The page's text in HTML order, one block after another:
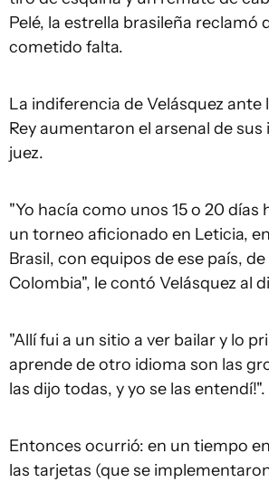
Pelé, la estrella brasileña reclamó
cometido falta.
La indiferencia de Velásquez ante
Rey aumentaron el arsenal de
juez.
"Yo hacía como unos 15 o 20 días
un torneo aficionado en Leticia,
Brasil, con equipos de ese país,
Colombia", le contó Velásquez al
"Allí fui a un sitio a ver bailar y lo
aprende de otro idioma son las
las dijo todas, y yo se las entendí!".
Entonces ocurrió: en un tiempo
las tarjetas (que se